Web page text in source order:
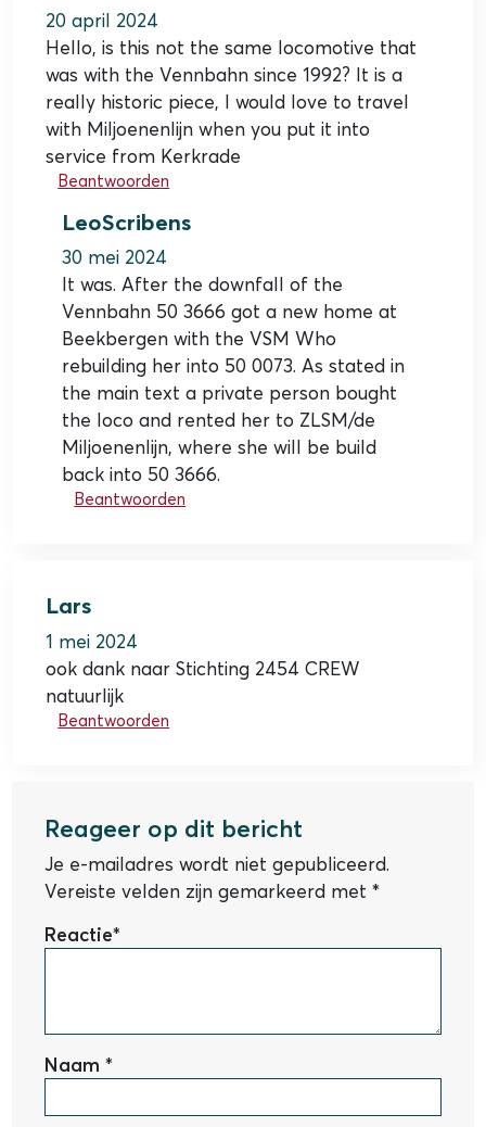
20 april 2024
Hello, is this not the same locomotive that
was with the Vennbahn since 1992? It is a
really historic piece, I would love to travel
with Miljoenenlijn when you put it into
service from Kerkrade
Beantwoorden
LeoScribens
30 mei 2024
It was. After the downfall of the
Vennbahn 50 3666 got a new home at
Beekbergen with the VSM Who
rebuilding her into 50 0073. As stated in
the main text a private person bought
the loco and rented her to ZLSM/de
Miljoenenlijn, where she will be build
back into 50 3666.
Beantwoorden
Lars
1 mei 2024
ook dank naar Stichting 2454 CREW
natuurlijk
Beantwoorden
Reageer op dit bericht
Je e-mailadres wordt niet gepubliceerd.
Vereiste velden zijn gemarkeerd met*
Reactie*
Naam *